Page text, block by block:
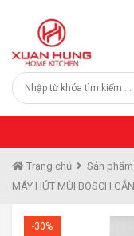
Trang chủ
Sản phẩm
MÁY HÚT MÙI BOSCH
-30%